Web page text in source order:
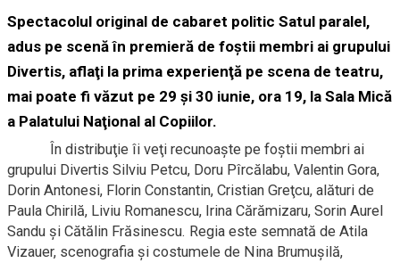
Spectacolul original de cabaret politic Satul paralel,
adus pe scenă în premieră de foştii membri ai grupului
Divertis, aflaţi la prima experienţă pe scena de teatru,
mai poate fi văzut pe 29 şi 30 iunie, ora 19, la Sala Mică
a Palatului Naţional al Copiilor.
În distribuţie îi veţi recunoaşte pe foştii membri ai
grupului Divertis Silviu Petcu, Doru Pîrcălabu, Valentin Gora,
Dorin Antonesi, Florin Constantin, Cristian Greţcu, alături de
Paula Chirilă, Liviu Romanescu, Irina Cărămizaru, Sorin Aurel
Sandu și Cătălin Frăsinescu. Regia este semnată de Atila
Vizauer, scenografia şi costumele de Nina Brumuşilă,